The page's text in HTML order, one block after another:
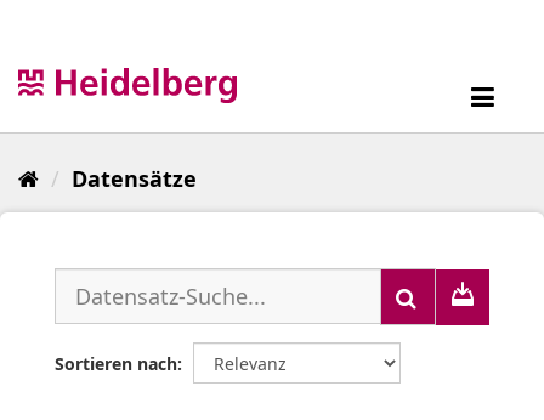
Datensätze
Sortieren nach